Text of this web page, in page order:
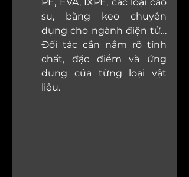
su, băng keo chuyên
dụng cho ngành điện tử…
Đối tác cần nắm rõ tính
chất, đặc điểm và ứng
dụng của từng loại vật
liệu.